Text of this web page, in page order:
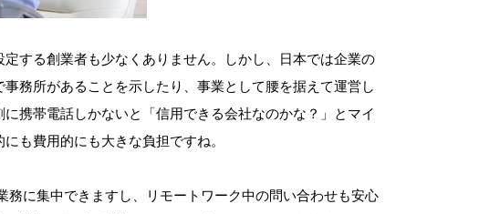
する創業者も少なくありません。しかし、日本では企業の
務所があることを示したり、事業として腰を据えて運営し
携帯電話しかないと「信用できる会社なのかな？」とマイ
も費用的にも大きな負担ですね。
に集中できますし、リモートワーク中の問い合わせも安心